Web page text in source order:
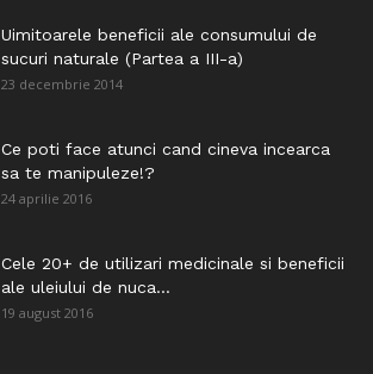
Uimitoarele beneficii ale consumului de
sucuri naturale (Partea a III-a)
23 decembrie 2014
Ce poti face atunci cand cineva incearca
sa te manipuleze!?
24 aprilie 2016
Cele 20+ de utilizari medicinale si beneficii
ale uleiului de nuca...
19 august 2016